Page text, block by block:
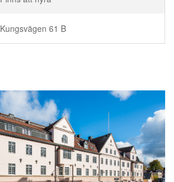
Kungsvägen 61 B